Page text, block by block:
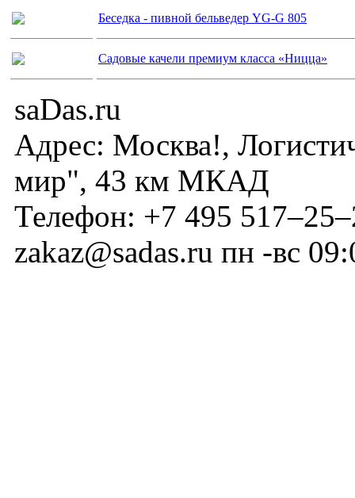
Беседка - пивной бельведер YG-G 805
Садовые качели премиум класса «Ницца»
saDas.ru
Адрес: Москва!,
мир", 43 км МКАД
Телефон: +7 495
zakaz@sadas.ru пн -вс